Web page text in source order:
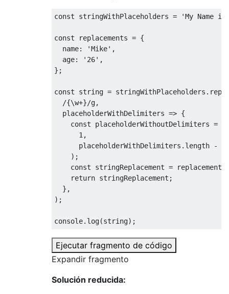
const stringWithPlaceholders = 'My Name
const replacements = {
name: 'Mike' ,
age: '26' ,
};
const string =
/{\w+}/g,
placeholderWithDelimiters => {
const placeholderWithoutDelimiters =
1 ,
      placeholderWithDelimiters.length -
    );
const stringReplacement =
return stringReplacement;
  },
);
console.log(string);
Ejecutar fragmento de código
Expandir fragmento
Solución reducida: